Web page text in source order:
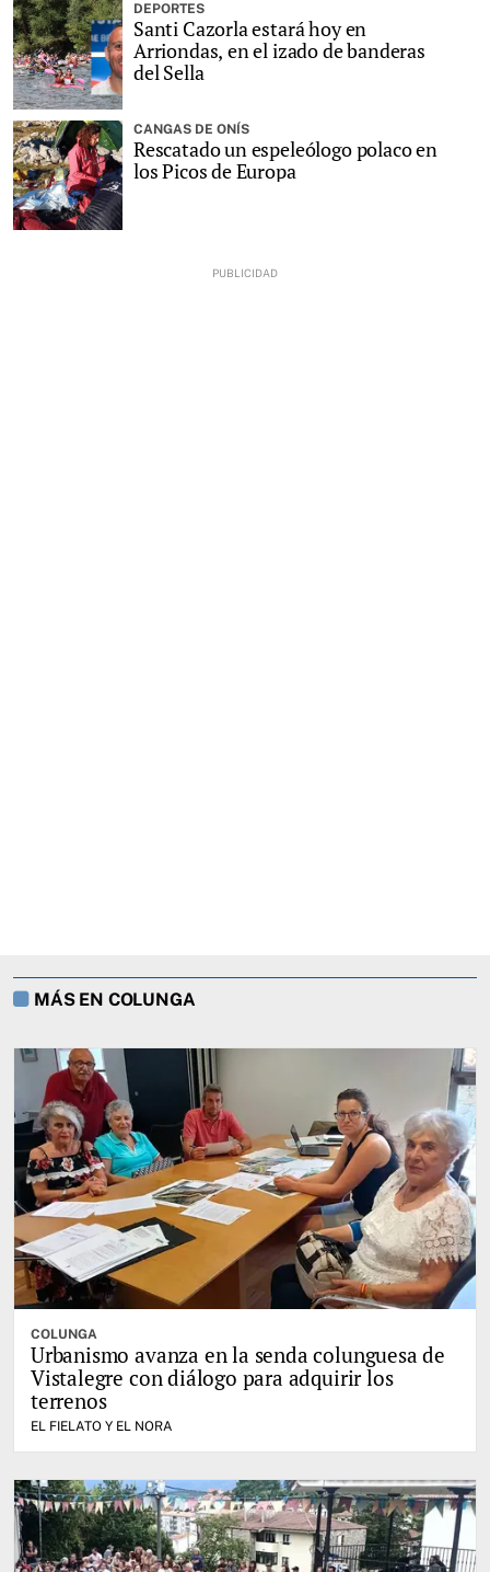
DEPORTES
Santi Cazorla estará hoy en
Arriondas, en el izado de banderas
del Sella
CANGAS DE ONÍS
Rescatado un espeleólogo polaco en
los Picos de Europa
MÁS EN COLUNGA
COLUNGA
Urbanismo avanza en la senda colunguesa de
Vistalegre con diálogo para adquirir los
terrenos
EL FIELATO Y EL NORA